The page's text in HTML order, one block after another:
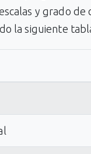
y grado de
la siguiente